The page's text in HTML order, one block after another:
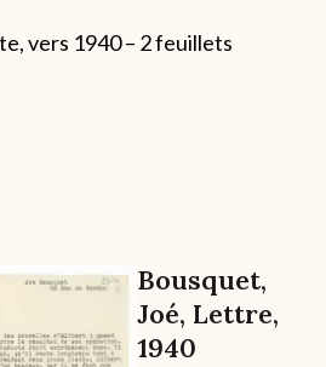
vers 1940 – 2 feuillets
Bousquet,
Joé, Lettre,
1940